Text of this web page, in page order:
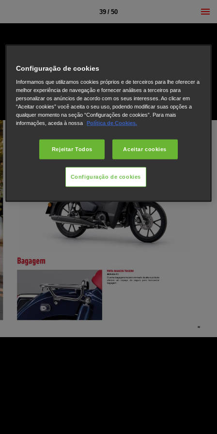
39 / 50
Configuração de cookies
Informamos que utilizamos cookies próprios e de terceiros para lhe oferecer a
melhor experiência de navegação e fornecer análises a terceiros para
personalizar os anúncios de acordo com os seus interesses. Ao clicar em
“Aceitar cookies” você aceita o seu uso, podendo modificar suas opções a
qualquer momento na seção “Configurações de cookies”. Para mais
informações, aceda à nossa
Política de Cookies.
Rejeitar Todos Aceitar cookies
Configuração de cookies